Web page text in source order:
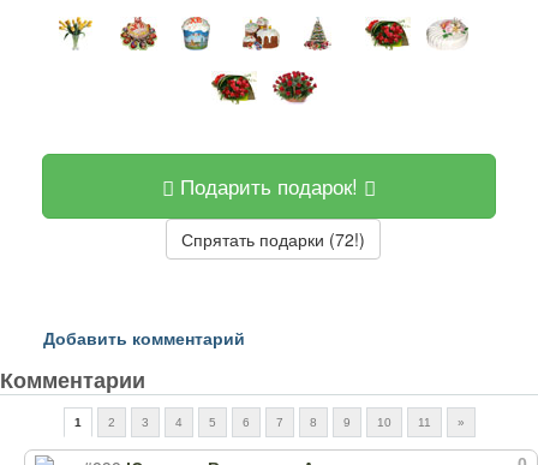
Подарить подарок!
Спрятать подарки (72!)
Добавить комментарий
Комментарии
1 2 3 4 5 6 7 8 9 10 11 »